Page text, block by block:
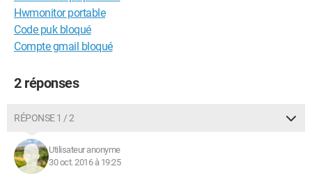
Hwmonitor portable
Code puk bloqué
Compte gmail bloqué
2 réponses
RÉPONSE 1 / 2
Utilisateur anonyme
30 oct. 2016 à 19:25